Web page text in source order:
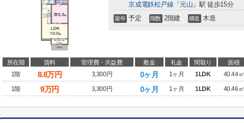
京成電鉄松戸線 「 元山 」駅 徒歩15分
築年 予定 階数 2階建 構造 木造
所在階 賃料 管理費・共益費 敷金 礼金 間取り 面積
1階
8.8万円 3,300円 0ヶ月 1ヶ月 1LDK 40.44㎡
1階
9万円 3,300円 0ヶ月 1ヶ月 1LDK 40.46㎡